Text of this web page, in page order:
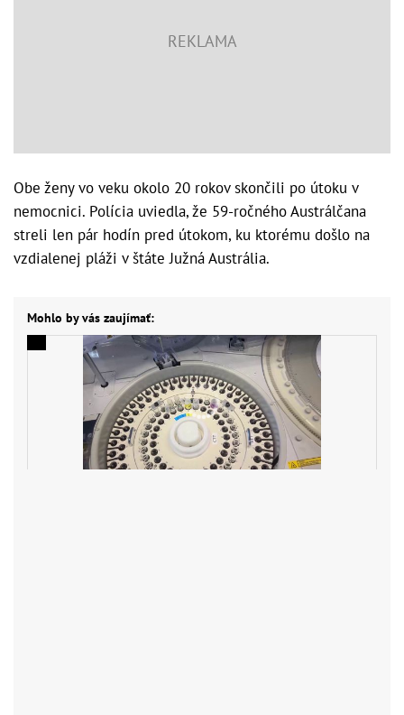
Obe ženy vo veku okolo 20 rokov skončili po útoku v
nemocnici. Polícia uviedla, že 59-ročného Austrálčana
streli len pár hodín pred útokom, ku ktorému došlo na
vzdialenej pláži v štáte Južná Austrália.
Mohlo by vás zaujímať: